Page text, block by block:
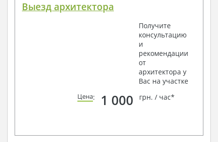
Выезд архитектора
Получите
консультацию
и
рекомендации
от
архитектора у
Вас на участке
Цена: 1 000 грн. / час*